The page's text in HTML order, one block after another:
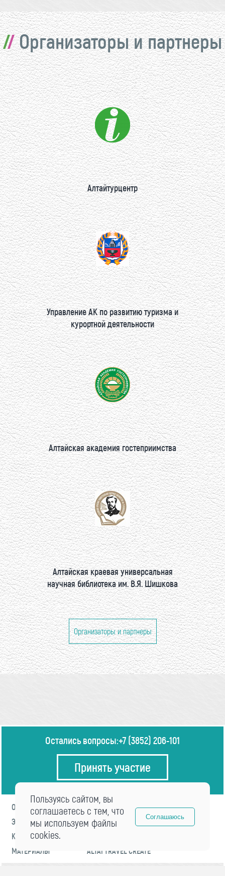
Организаторы и партнеры
Алтайтурцентр
Управление АК по развитию туризма и
курортной деятельности
Алтайская академия гостеприимства
Алтайская краевая универсальная
научная библиотека им. В.Я. Шишкова
Организаторы и партнеры
Остались вопросы:+7 (3852) 206-101
Принять участие
О ФОРУМЕ
ПРОГРАММА
ЭКСПЕРТЫ
НОВОСТИ
КОНТАКТЫ
МАТЕРИАЛЫ
ALTAI TRAVEL CREATE
Пользуясь сайтом, вы
соглашаетесь с тем, что
мы используем файлы
cookies.
Соглашаюсь